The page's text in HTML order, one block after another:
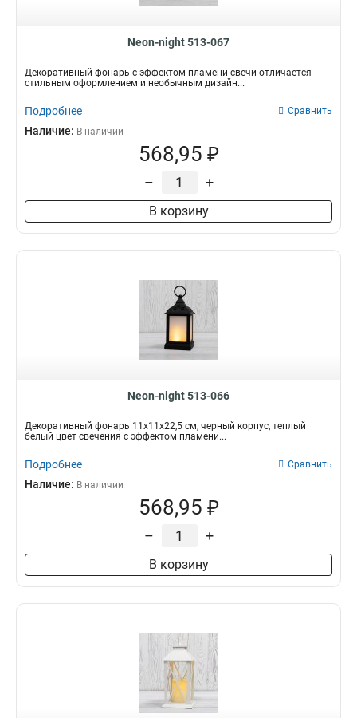
Neon-night 513-067
Декоративный фонарь с эффектом пламени свечи отличается
стильным оформлением и необычным дизайн...
Подробнее Сравнить
Наличие: В наличии
568,95 ₽
– +
В корзину
Neon-night 513-066
Декоративный фонарь 11х11х22,5 см, черный корпус, теплый
белый цвет свечения с эффектом пламени...
Подробнее Сравнить
Наличие: В наличии
568,95 ₽
– +
В корзину